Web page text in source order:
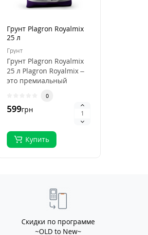
Грунт Plagron Royalmix
25 л
Грунт
Грунт Plagron Royalmix
25 л Plagron Royalmix –
это премиальный
органического в..
0
599грн
Купить
Скидки по программе
~OLD to New~